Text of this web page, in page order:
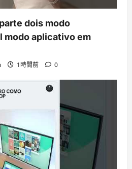
dois modo
modo aplicativo em
1時間前 0